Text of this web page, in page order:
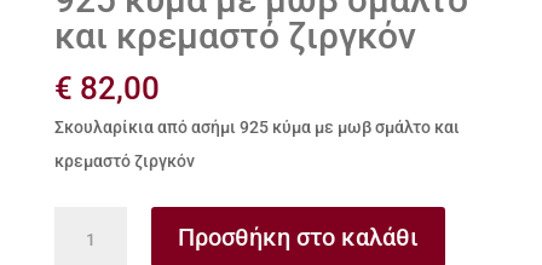
και κρεμαστό ζιργκόν
€ 82,00
Σκουλαρίκια από ασήμι 925 κύμα με μωβ σμάλτο και
κρεμαστό ζιργκόν
Προσθήκη στο καλάθι